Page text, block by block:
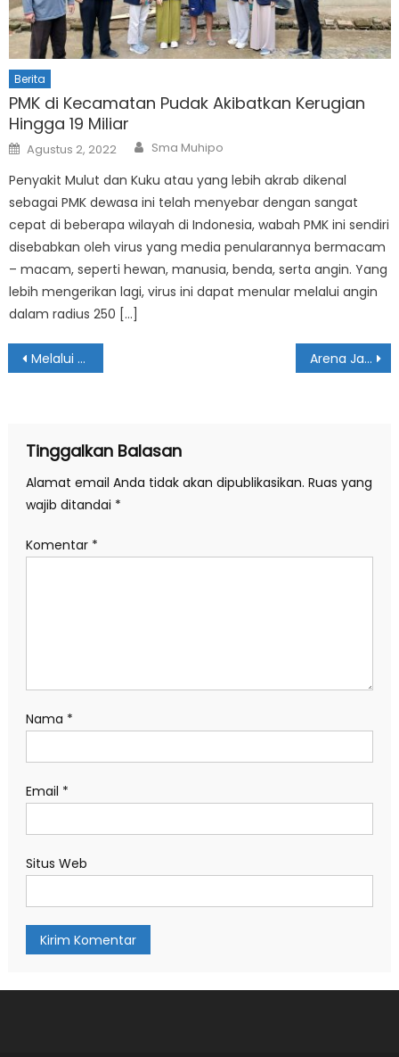
Berita
PMK di Kecamatan Pudak Akibatkan Kerugian
Hingga 19 Miliar
Posted
on
Agustus 2, 2022 Author
Sma Muhipo
Penyakit Mulut dan Kuku atau yang lebih akrab dikenal
sebagai PMK dewasa ini telah menyebar dengan sangat
cepat di beberapa wilayah di Indonesia, wabah PMK ini sendiri
disebabkan oleh virus yang media penularannya bermacam
– macam, seperti hewan, manusia, benda, serta angin. Yang
lebih mengerikan lagi, virus ini dapat menular melalui angin
dalam radius 250 […]
Navigasi
Melalui Peringatan Isra’ Mi’raj, SMA Muhammadiyah 1 Ponorogo Ajak Generasi Muda Muhipo Lebih Mencintai Iman dan Ilmu Arena Jawara Muda: Muhipo Pencak Silat Competition 2026
Tinggalkan Balasan
Alamat email Anda tidak akan dipublikasikan. Ruas yang
wajib ditandai *
Komentar *
Nama *
Email *
Situs Web